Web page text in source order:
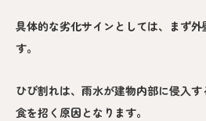
具体的な劣化サインとしては、まず
す。
ひび割れは、雨水が建物内部に侵入
食を招く原因となります。